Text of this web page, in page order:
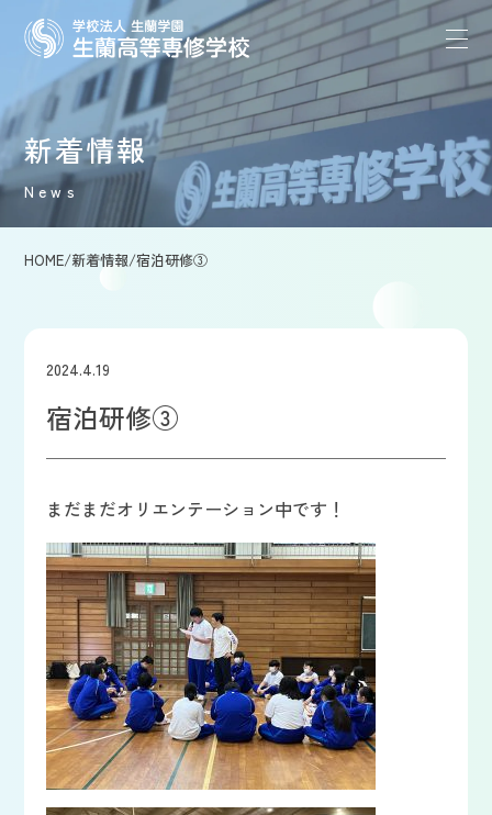
新着情報
News
HOME/新着情報/宿泊研修③
2024.4.19
宿泊研修③
まだまだオリエンテーション中です！